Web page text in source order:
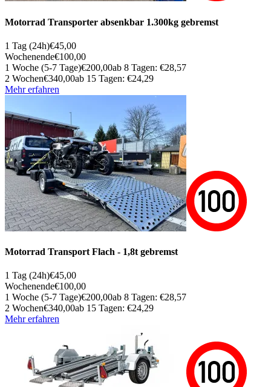
Motorrad Transporter absenkbar 1.300kg gebremst
1 Tag (24h)€45,00
Wochenende€100,00
1 Woche (5-7 Tage)€200,00ab 8 Tagen: €28,57
2 Wochen€340,00ab 15 Tagen: €24,29
Mehr erfahren
Motorrad Transport Flach - 1,8t gebremst
1 Tag (24h)€45,00
Wochenende€100,00
1 Woche (5-7 Tage)€200,00ab 8 Tagen: €28,57
2 Wochen€340,00ab 15 Tagen: €24,29
Mehr erfahren